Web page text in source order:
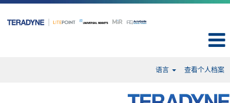
语言 查看个人档案